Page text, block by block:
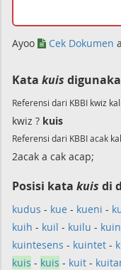
Ayoo Cek Dokumen
Kata kuis
Referensi dari KBBI kwiz
kwiz ? kuis
Referensi dari KBBI acak
2acak a cak acap;
Posisi kata kuis di
kudus - kue - kueni -
kuih - kuil - kuilu - kuin
kuintesens - kuintet -
kuis - kuis - kuit -